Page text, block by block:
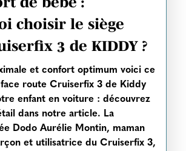
choisir le siège
3 de KIDDY ?
et confort optimum voici ce
route Cruiserfix 3 de Kiddy
enfant en voiture : découvrez
dans notre article. La
Dodo Aurélie Montin, maman
et utilisatrice du Cruiserfix 3,